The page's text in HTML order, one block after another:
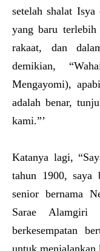
setelah shalat
yang baru
rakaat, dan
demikian,
Mengayomi),
adalah benar,
kami.”’
Katanya lagi,
tahun 1900, saya
senior bernama
Sarae Alamgiri
berkesempatan
untuk menjalankan